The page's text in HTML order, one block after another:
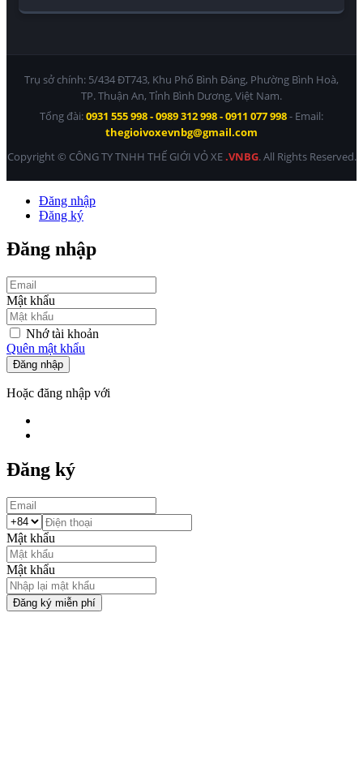
Trụ sở chính: 5/434 ĐT743, Khu Phố Bình Đáng, Phường Bình Hoà,
TP. Thuận An, Tỉnh Bình Dương, Việt Nam.
Tổng đài:0931 555 998 - 0989 312 998 - 0911 077 998- Email:
thegioivoxevnbg@gmail.com
Copyright © CÔNG TY TNHH THẾ GIỚI VỎ XE.VNBG. All Rights Reserved.
Đăng nhập
Đăng ký
Đăng nhập
Mật khẩu
Nhớ tài khoản
Quên mật khẩu
Đăng nhập
Hoặc đăng nhập với
Đăng ký
Mật khẩu
Mật khẩu
Đăng ký miễn phí